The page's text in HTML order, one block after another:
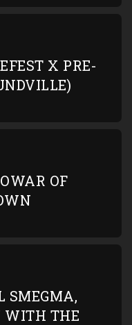
X PRE-
OF
SMEGMA,
WITH THE